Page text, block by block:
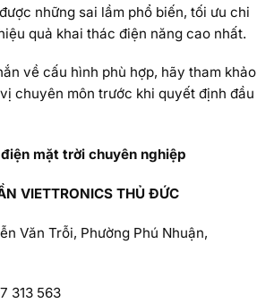
những sai lầm phổ biến, tối ưu chi
quả khai thác điện năng cao nhất.
về cấu hình phù hợp, hãy tham khảo
chuyên môn trước khi quyết định đầu
mặt trời chuyên nghiệp
VIETTRONICS THỦ ĐỨC
Văn Trỗi, Phường Phú Nhuận,
313 563